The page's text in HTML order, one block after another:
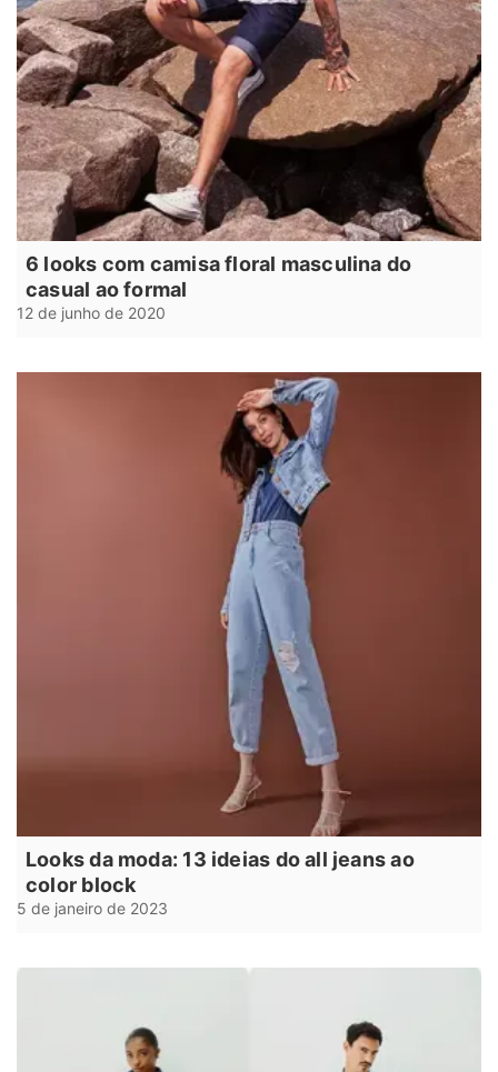
6 looks com camisa floral masculina do
casual ao formal
12 de junho de 2020
Looks da moda: 13 ideias do all jeans ao
color block
5 de janeiro de 2023